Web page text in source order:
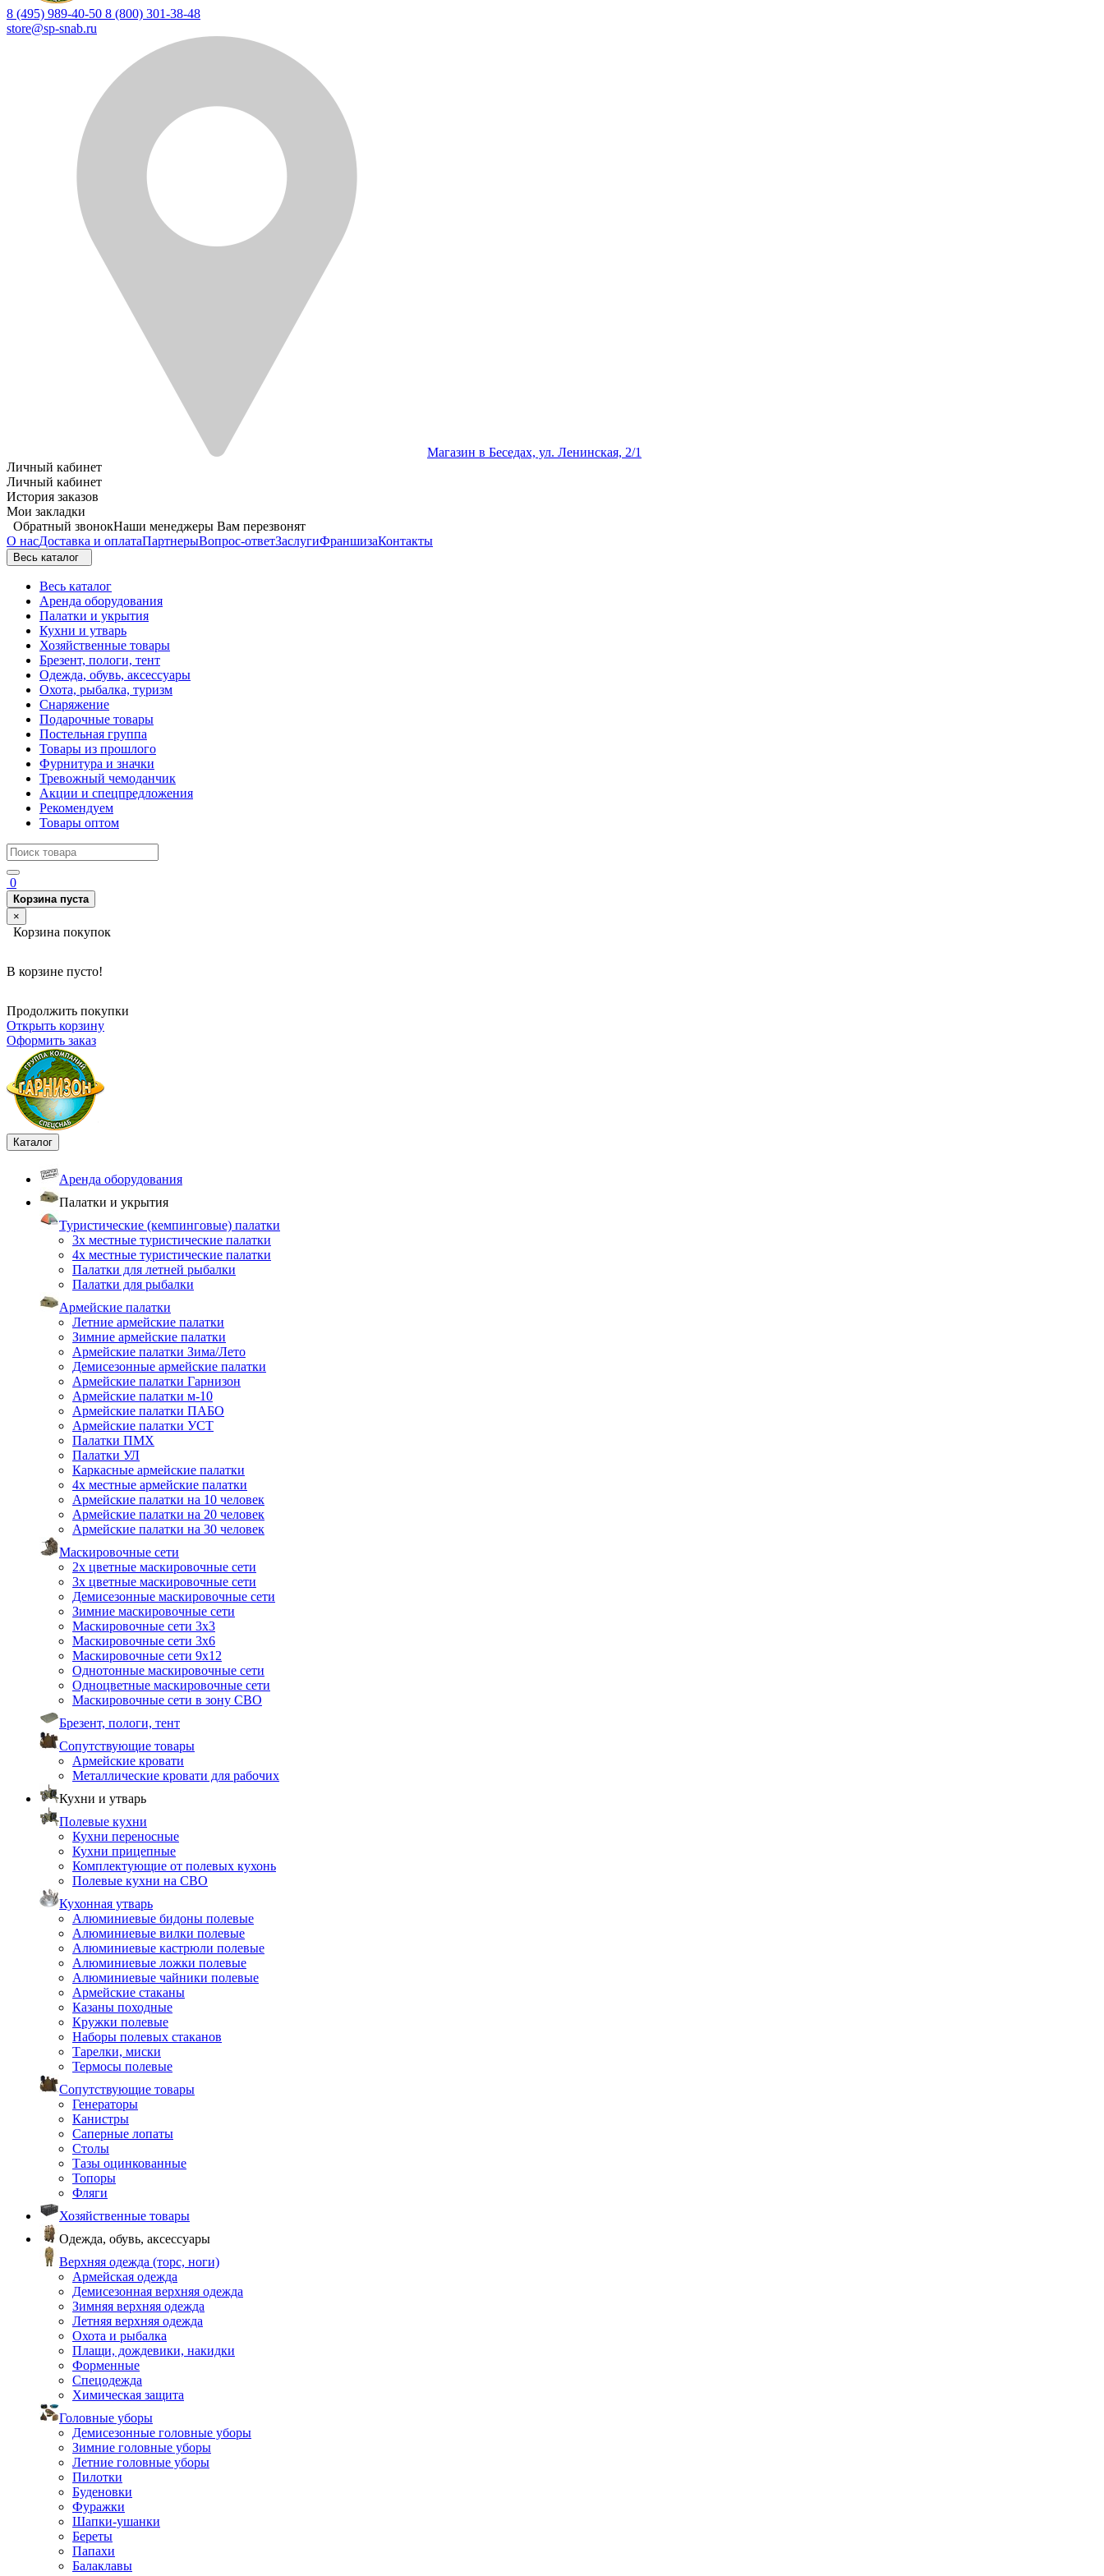
8 (495) 989-40-50 8 (800) 301-38-48
store@sp-snab.ru
Магазин в Беседах, ул. Ленинская, 2/1
Личный кабинет
Личный кабинет
История заказов
Мои закладки
Обратный звонокНаши менеджеры Вам перезвонят
О насДоставка и оплатаПартнерыВопрос-ответЗаслугиФраншизаКонтакты
Весь каталог
Весь каталог
Аренда оборудования
Палатки и укрытия
Кухни и утварь
Хозяйственные товары
Брезент, пологи, тент
Одежда, обувь, аксессуары
Охота, рыбалка, туризм
Снаряжение
Подарочные товары
Постельная группа
Товары из прошлого
Фурнитура и значки
Тревожный чемоданчик
Акции и спецпредложения
Рекомендуем
Товары оптом
0
Корзина пуста
×
Корзина покупок
В корзине пусто!
Продолжить покупки
Открыть корзину
Оформить заказ
Каталог
Аренда оборудования
Палатки и укрытия
Туристические (кемпинговые) палатки
3х местные туристические палатки
4х местные туристические палатки
Палатки для летней рыбалки
Палатки для рыбалки
Армейские палатки
Летние армейские палатки
Зимние армейские палатки
Армейские палатки Зима/Лето
Демисезонные армейские палатки
Армейские палатки Гарнизон
Армейские палатки м-10
Армейские палатки ПАБО
Армейские палатки УСТ
Палатки ПМХ
Палатки УЛ
Каркасные армейские палатки
4х местные армейские палатки
Армейские палатки на 10 человек
Армейские палатки на 20 человек
Армейские палатки на 30 человек
Маскировочные сети
2х цветные маскировочные сети
3х цветные маскировочные сети
Демисезонные маскировочные сети
Зимние маскировочные сети
Маскировочные сети 3х3
Маскировочные сети 3х6
Маскировочные сети 9х12
Однотонные маскировочные сети
Одноцветные маскировочные сети
Маскировочные сети в зону СВО
Брезент, пологи, тент
Сопутствующие товары
Армейские кровати
Металлические кровати для рабочих
Кухни и утварь
Полевые кухни
Кухни переносные
Кухни прицепные
Комплектующие от полевых кухонь
Полевые кухни на СВО
Кухонная утварь
Алюминиевые бидоны полевые
Алюминиевые вилки полевые
Алюминиевые кастрюли полевые
Алюминиевые ложки полевые
Алюминиевые чайники полевые
Армейские стаканы
Казаны походные
Кружки полевые
Наборы полевых стаканов
Тарелки, миски
Термосы полевые
Сопутствующие товары
Генераторы
Канистры
Саперные лопаты
Столы
Тазы оцинкованные
Топоры
Фляги
Хозяйственные товары
Одежда, обувь, аксессуары
Верхняя одежда (торс, ноги)
Армейская одежда
Демисезонная верхняя одежда
Зимняя верхняя одежда
Летняя верхняя одежда
Охота и рыбалка
Плащи, дождевики, накидки
Форменные
Спецодежда
Химическая защита
Головные уборы
Демисезонные головные уборы
Зимние головные уборы
Летние головные уборы
Пилотки
Буденовки
Фуражки
Шапки-ушанки
Береты
Папахи
Балаклавы